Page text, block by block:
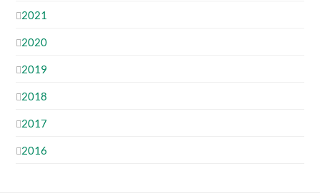
2021
2020
2019
2018
2017
2016